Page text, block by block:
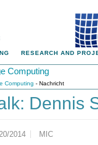
RESEARCH AND
Computing
Computing - Nachricht
Dennis
2014 MIC